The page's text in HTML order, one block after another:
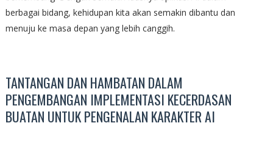
berbagai bidang, kehidupan kita akan semakin dibantu dan
menuju ke masa depan yang lebih canggih.
TANTANGAN DAN HAMBATAN DALAM
PENGEMBANGAN IMPLEMENTASI KECERDASAN
BUATAN UNTUK PENGENALAN KARAKTER AI